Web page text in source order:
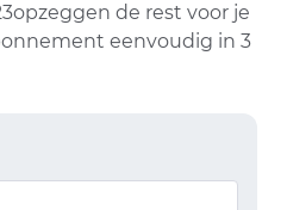
de rest voor je
eenvoudig in 3